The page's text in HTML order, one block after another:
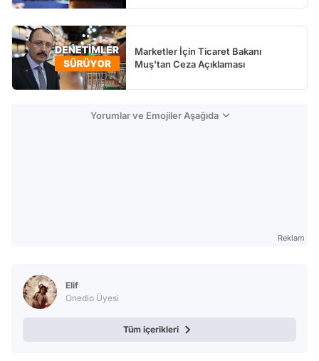
Marketler İçin Ticaret Bakanı
Muş'tan Ceza Açıklaması
Yorumlar ve Emojiler Aşağıda
Reklam
Elif
Onedio Üyesi
Tüm içerikleri